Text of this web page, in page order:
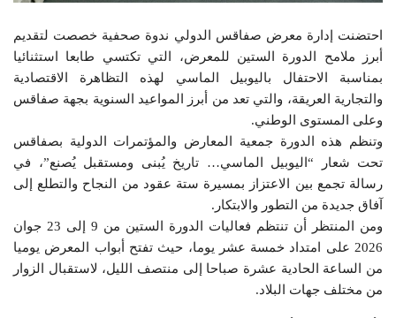
احتضنت إدارة معرض صفاقس الدولي ندوة صحفية خصصت لتقديم
أبرز ملامح الدورة الستين للمعرض، التي تكتسي طابعا استثنائيا
بمناسبة الاحتفال باليوبيل الماسي لهذه التظاهرة الاقتصادية
والتجارية العريقة، والتي تعد من أبرز المواعيد السنوية بجهة صفاقس
وعلى المستوى الوطني.
وتنظم هذه الدورة جمعية المعارض والمؤتمرات الدولية بصفاقس
تحت شعار “اليوبيل الماسي… تاريخ يُبنى ومستقبل يُصنع”، في
رسالة تجمع بين الاعتزاز بمسيرة ستة عقود من النجاح والتطلع إلى
آفاق جديدة من التطور والابتكار.
ومن المنتظر أن تنتظم فعاليات الدورة الستين من 9 إلى 23 جوان
2026 على امتداد خمسة عشر يوما، حيث تفتح أبواب المعرض يوميا
من الساعة الحادية عشرة صباحا إلى منتصف الليل، لاستقبال الزوار
من مختلف جهات البلاد.